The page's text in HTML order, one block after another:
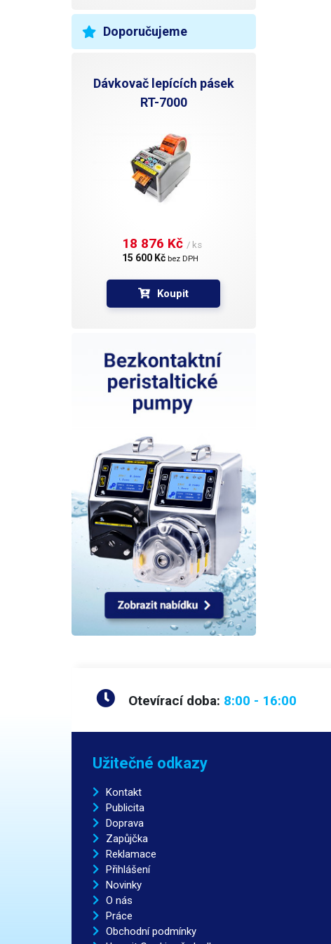
Doporučujeme
Dávkovač lepících pásek
RT-7000
18 876 Kč / ks
15 600 Kč bez DPH
Koupit
Otevírací doba: 8:00 - 16:00
Užitečné odkazy
Kontakt
Publicita
Doprava
Zapůjčka
Reklamace
Přihlášení
Novinky
O nás
Práce
Obchodní podmínky